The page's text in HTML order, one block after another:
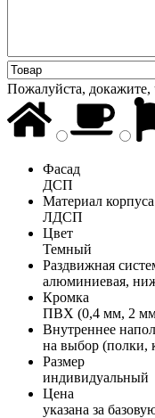
Пожалуйста, докажите,
Фасад
ДСП
Материал корпуса
ЛДСП
Цвет
Темный
Раздвижная
алюминиевая,
Кромка
ПВХ (0,4 мм, 2
Внутреннее
на выбор (полки,
Размер
индивидуальный
Цена
указана за